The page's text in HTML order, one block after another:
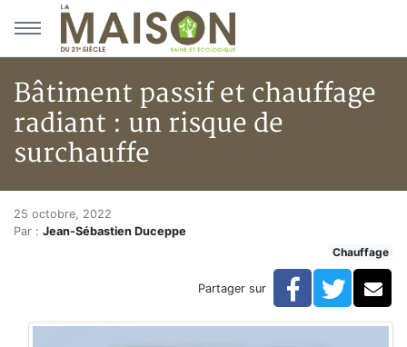
Aller au menu principal
Aller au contenu principal
Bâtiment passif et chauffage
radiant : un risque de
surchauffe
Accueil
Articles
Bâtiment passif et chauffage radiant : un risque de
Bâtiment passif et chauffage
25 octobre, 2022
Par : Jean-Sébastien Duceppe
Chauffage
Partager sur Facebook